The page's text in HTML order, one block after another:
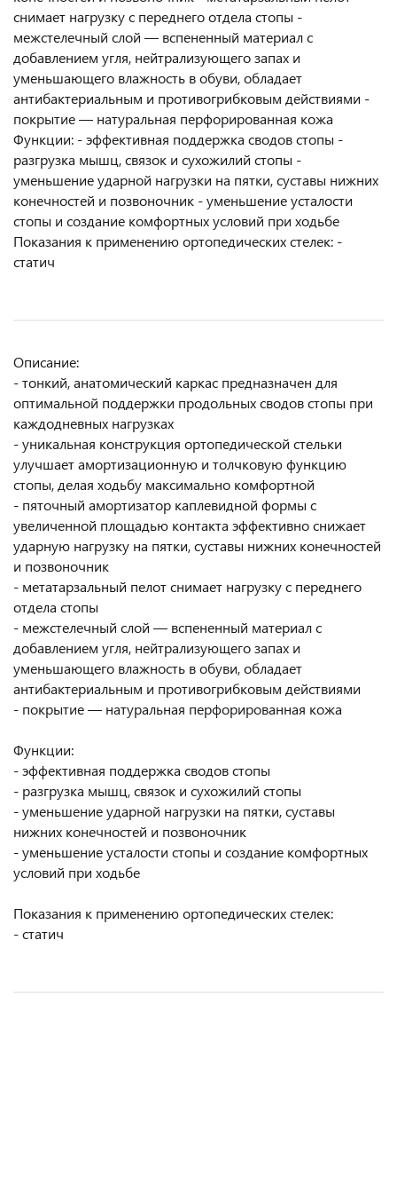
снимает нагрузку с переднего отдела стопы -
межстелечный слой — вспененный материал с
добавлением угля, нейтрализующего запах и
уменьшающего влажность в обуви, обладает
антибактериальным и противогрибковым действиями -
покрытие — натуральная перфорированная кожа
Функции: - эффективная поддержка сводов стопы -
разгрузка мышц, связок и сухожилий стопы -
уменьшение ударной нагрузки на пятки, суставы нижних
конечностей и позвоночник - уменьшение усталости
стопы и создание комфортных условий при ходьбе
Показания к применению ортопедических стелек: -
статич
Описание:
- тонкий, анатомический каркас предназначен для
оптимальной поддержки продольных сводов стопы при
каждодневных нагрузках
- уникальная конструкция ортопедической стельки
улучшает амортизационную и толчковую функцию
стопы, делая ходьбу максимально комфортной
- пяточный амортизатор каплевидной формы с
увеличенной площадью контакта эффективно снижает
ударную нагрузку на пятки, суставы нижних конечностей
и позвоночник
- метатарзальный пелот снимает нагрузку с переднего
отдела стопы
- межстелечный слой — вспененный материал с
добавлением угля, нейтрализующего запах и
уменьшающего влажность в обуви, обладает
антибактериальным и противогрибковым действиями
- покрытие — натуральная перфорированная кожа
Функции:
- эффективная поддержка сводов стопы
- разгрузка мышц, связок и сухожилий стопы
- уменьшение ударной нагрузки на пятки, суставы
нижних конечностей и позвоночник
- уменьшение усталости стопы и создание комфортных
условий при ходьбе
Показания к применению ортопедических стелек:
- статич